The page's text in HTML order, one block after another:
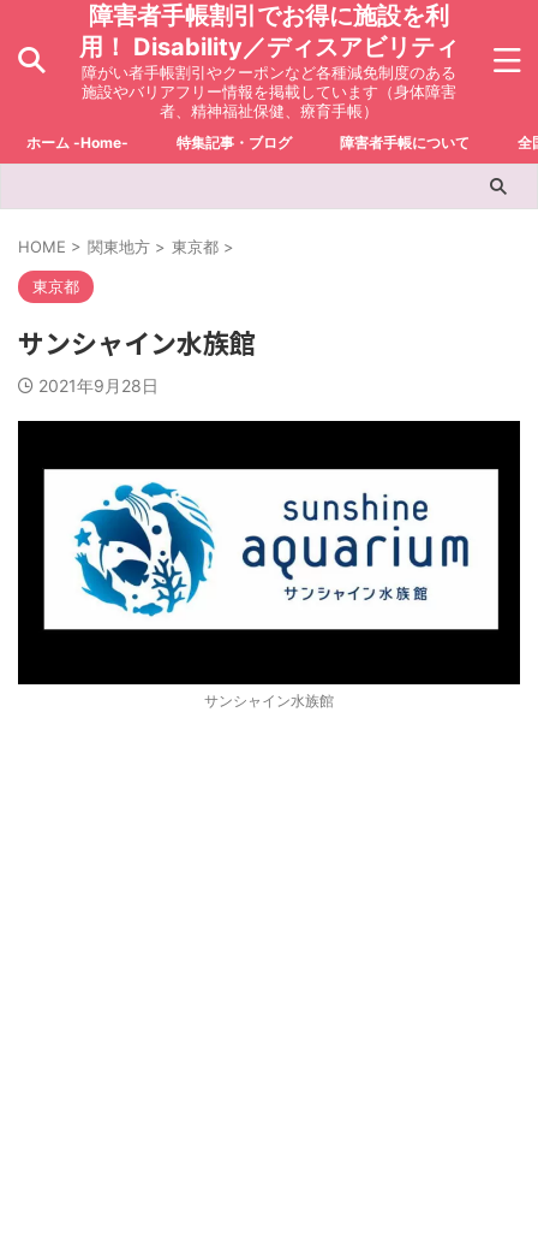
障害者手帳割引でお得に施設を利
用！ Disability／ディスアビリティ
障がい者手帳割引やクーポンなど各種減免制度のある
施設やバリアフリー情報を掲載しています（身体障害
者、精神福祉保健、療育手帳）
ホーム -Home- 特集記事・ブログ 障害者手帳について 全
HOME > 関東地方 > 東京都 >
東京都
サンシャイン水族館
2021年9月28日
サンシャイン水族館